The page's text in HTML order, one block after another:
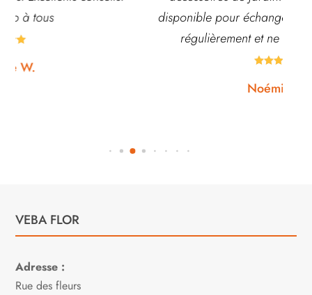
disponible pour échanger et conseiller. J’y vais
régulièrement et ne suis jamais déçue.
VEBA FLOR
Adresse :
Rue des fleurs